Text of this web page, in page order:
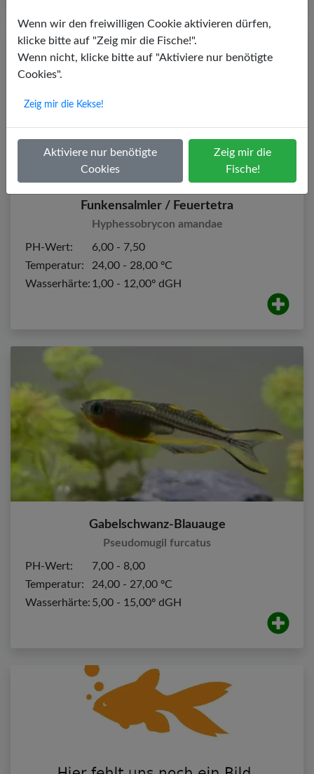
Wenn wir den freiwilligen Cookie aktivieren dürfen,
klicke bitte auf "Zeig mir die Fische!".
Wenn nicht, klicke bitte auf "Aktiviere nur benötigte
Cookies".
Zeig mir die Kekse!
Aktiviere nur benötigte
Cookies
Zeig mir die
Fische!
Funkensalmler / Feuertetra
Hyphessobrycon amandae
PH-Wert:
6,00 - 7,50
Temperatur:
24,00 - 28,00 ºC
Wasserhärte: 1,00 - 12,00º dGH
Gabelschwanz-Blauauge
Pseudomugil furcatus
PH-Wert:
7,00 - 8,00
Temperatur:
24,00 - 27,00 ºC
Wasserhärte: 5,00 - 15,00º dGH